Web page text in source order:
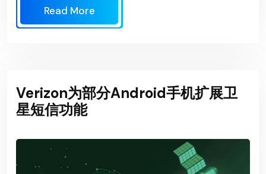
Read More
Verizon为部分Android手机扩展卫
星短信功能